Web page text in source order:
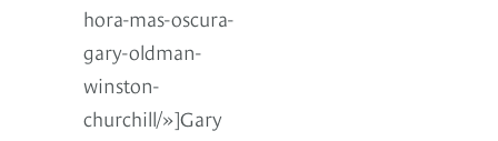
hora-mas-oscura-
gary-oldman-
winston-
churchill/»]Gary